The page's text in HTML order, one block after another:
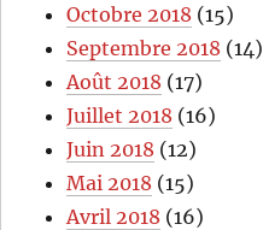
Octobre 2018 (15)
Septembre 2018 (14)
Août 2018 (17)
Juillet 2018 (16)
Juin 2018 (12)
Mai 2018 (15)
Avril 2018 (16)